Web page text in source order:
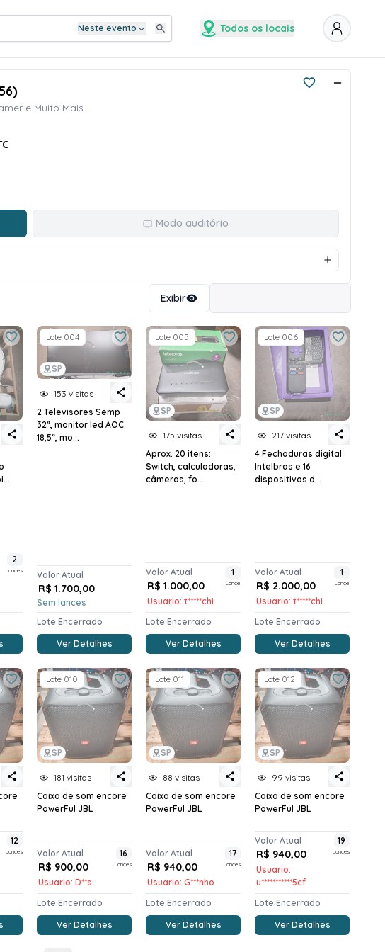
Neste evento Todos os locais
e Muito Mais...
Modo auditório
Exibir
2
Lances
SP
Lote 004
153 visitas
2 Televisores Semp
32”, monitor led AOC
18,5”, mo...
Valor Atual
R$ 1.700,00
Sem lances
Lote Encerrado
Ver Detalhes
SP
Lote 005
175 visitas
Aprox. 20 itens:
Switch, calculadoras,
câmeras, fo...
Valor Atual
R$ 1.000,00
Usuario: t*****chi
1
Lance
Lote Encerrado
Ver Detalhes
SP
Lote 006
217 visitas
4 Fechaduras digital
Intelbras e 16
dispositivos d...
Valor Atual
R$ 2.000,00
Usuario: t*****chi
1
Lance
Lote Encerrado
Ver Detalhes
12
Lances
SP
Lote 010
181 visitas
Caixa de som encore
PowerFul JBL
Valor Atual
R$ 900,00
Usuario: D**s
16
Lances
Lote Encerrado
Ver Detalhes
SP
Lote 011
88 visitas
Caixa de som encore
PowerFul JBL
Valor Atual
R$ 940,00
Usuario: G***nho
17
Lances
Lote Encerrado
Ver Detalhes
SP
Lote 012
99 visitas
Caixa de som encore
PowerFul JBL
Valor Atual
R$ 940,00
Usuario:
u***********5cf
19
Lances
Lote Encerrado
Ver Detalhes